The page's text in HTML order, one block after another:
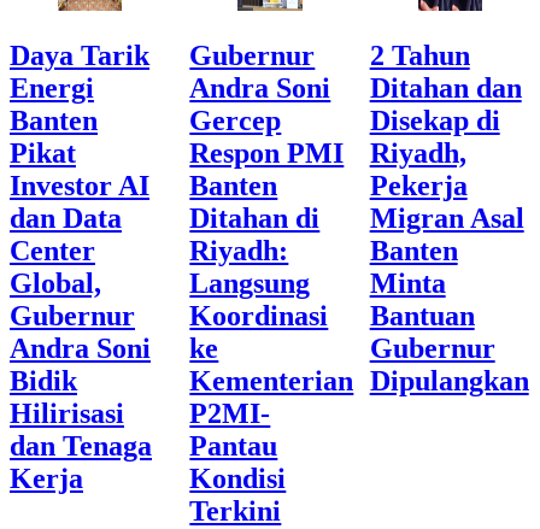
Daya Tarik
Energi
Banten
Pikat
Investor AI
dan Data
Center
Global,
Gubernur
Andra Soni
Bidik
Hilirisasi
dan Tenaga
Kerja
Gubernur
Andra Soni
Gercep
Respon PMI
Banten
Ditahan di
Riyadh:
Langsung
Koordinasi
ke
Kementerian
P2MI-
Pantau
Kondisi
Terkini
2 Tahun
Ditahan dan
Disekap di
Riyadh,
Pekerja
Migran Asal
Banten
Minta
Bantuan
Gubernur
Dipulangkan